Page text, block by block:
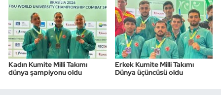
Kadın Kumite Milli Takımı
dünya şampiyonu oldu
Erkek Kumite Milli Takımı
Dünya üçüncüsü oldu